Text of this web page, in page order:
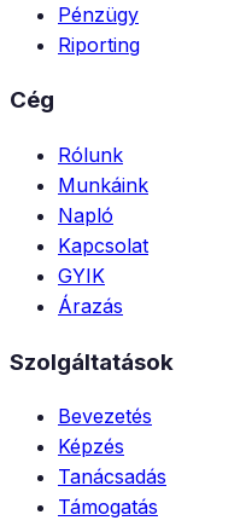
Pénzügy
Riporting
Cég
Rólunk
Munkáink
Napló
Kapcsolat
GYIK
Árazás
Szolgáltatások
Bevezetés
Képzés
Tanácsadás
Támogatás